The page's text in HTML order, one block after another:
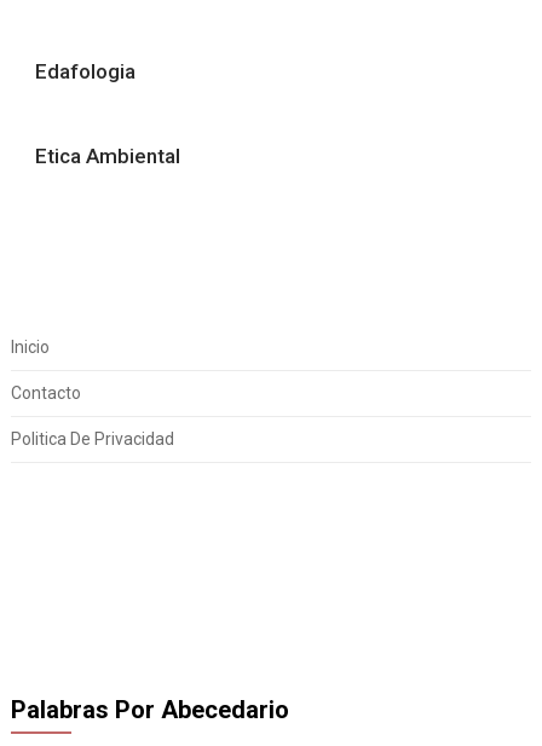
Edafologia
Etica Ambiental
Inicio
Contacto
Politica De Privacidad
Palabras Por Abecedario